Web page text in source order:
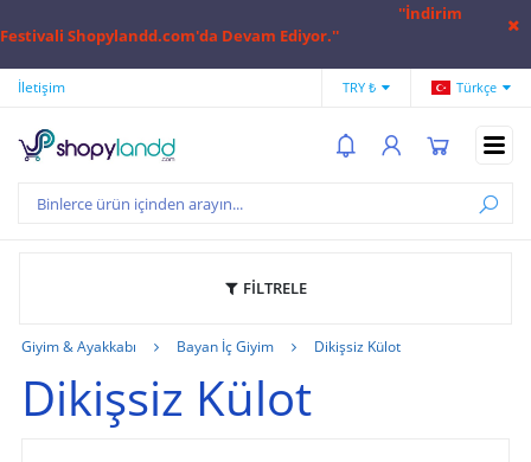
''İndirim
Festivali Shopylandd.com'da Devam Ediyor.''
İletişim Hesap Numaralarımız
TRY ₺ Türkçe
FİLTRELE
Giyim & Ayakkabı Bayan İç Giyim Dikişsiz Külot
Dikişsiz Külot